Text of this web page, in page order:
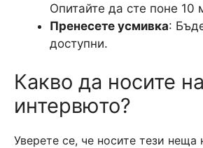
Опитайте да сте поне 10
Пренесете усмивка:
доступни.
Какво да носите на
интервюто?
Уверете се, че носите тези неща